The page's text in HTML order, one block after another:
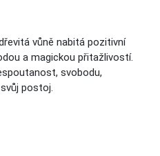
vůně nabitá pozitivní
a magickou přitažlivostí.
svobodu,
postoj.